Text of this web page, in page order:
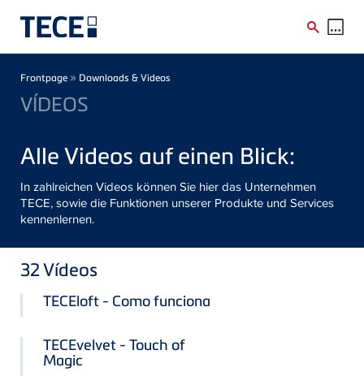
Breadcrumb
Frontpage » Downloads & Videos
VÍDEOS
Alle Videos auf einen Blick:
In zahlreichen Videos können Sie hier das Unternehmen
TECE, sowie die Funktionen unserer Produkte und Services
kennenlernen.
32Vídeos
TECEloft - Como funciona
TECEvelvet - Touch of
Magic